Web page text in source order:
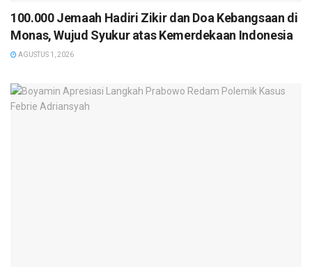
100.000 Jemaah Hadiri Zikir dan Doa Kebangsaan di
Monas, Wujud Syukur atas Kemerdekaan Indonesia
AGUSTUS 1, 2026